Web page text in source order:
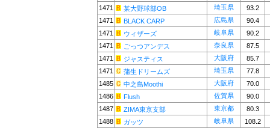
1471
某大野球部OB 埼玉県
93.2
1471
BLACK CARP 広島県
90.4
1471
ウィザーズ 岐阜県
90.2
1471
ごっつアンデス 奈良県
87.5
1471
ジャスティス 大阪府
85.7
1471
蒲生ドリームズ 埼玉県
77.8
1485
中之島Moothi 大阪府
70.0
1486
Flush 佐賀県
90.0
1487
ZIMA東京支部 東京都
80.3
1488
ガッツ 岐阜県
108.2